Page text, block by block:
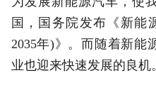
国，国务院发布《新能
2035年)》。而随着新能
业也迎来快速发展的良机。